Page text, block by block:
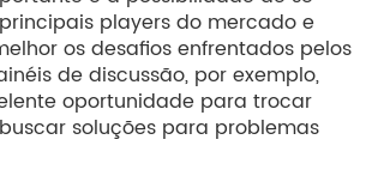
players do mercado e
os desafios enfrentados pelos
de discussão, por exemplo,
oportunidade para trocar
soluções para problemas